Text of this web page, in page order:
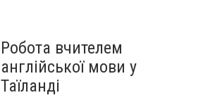
Робота вчителем
англійської мови у
Таїланді